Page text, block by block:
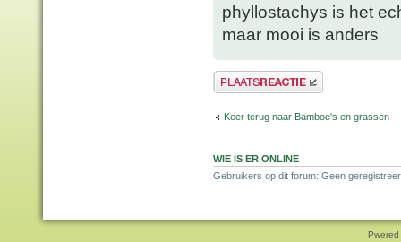
phyllostachys is het
maar mooi is anders
Plaats een reactie
Keer terug naar Bamboe's en grassen
WIE IS ER ONLINE
Gebruikers op dit forum: Geen